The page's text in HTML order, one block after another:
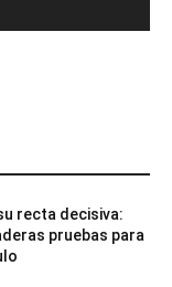
recta decisiva:
pruebas para